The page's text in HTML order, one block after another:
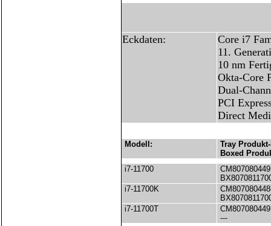
Eckdaten:
Core i7
11.
10 nm
Okta-Core
Dual-
PCI
Direct
Modell:
Tray
Boxed
i7-11700
i7-11700K
i7-11700T
---